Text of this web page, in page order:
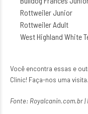
Rottweiler Junior
Rottweiler Adult
West Highland White
Você encontra essas e
Clinic! Faça-nos uma
Fonte: Royalcanin.com.br |